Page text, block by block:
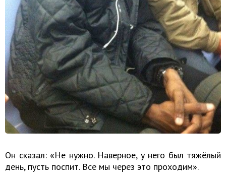
Он сказал: «Не нужно. Наверное, у него был тяжёлый
день, пусть поспит. Все мы через это проходим».